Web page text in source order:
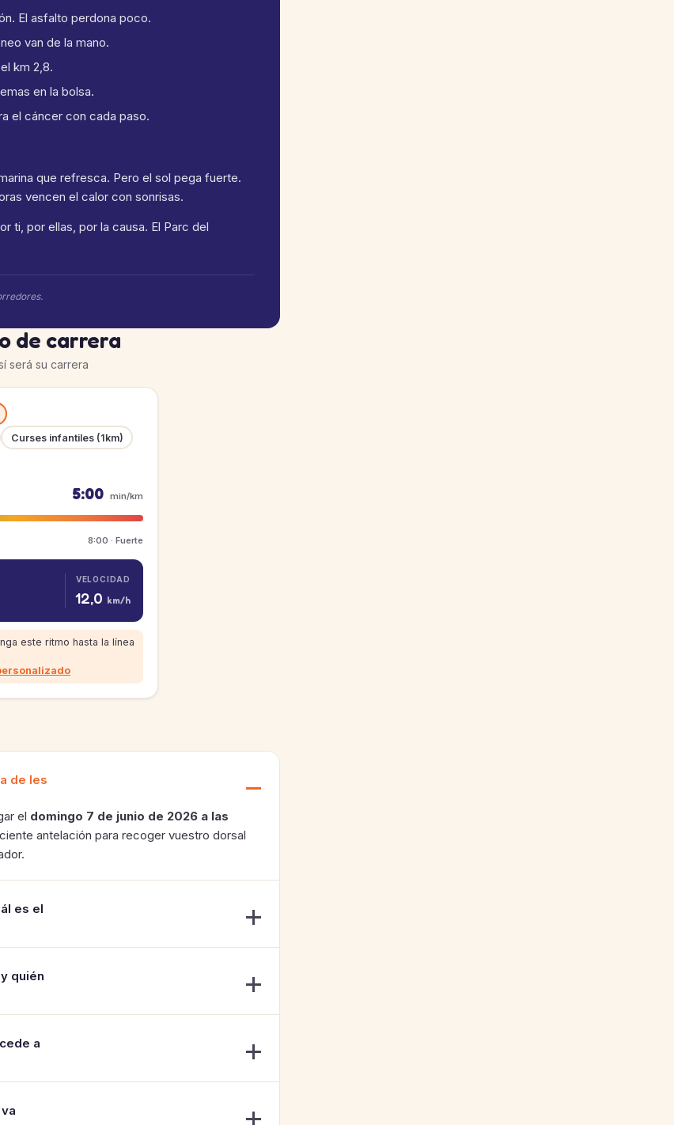
El asfalto perdona poco.
van de la mano.
km 2,8.
en la bolsa.
el cáncer con cada paso.
que refresca. Pero el sol pega fuerte.
vencen el calor con sonrisas.
ti, por ellas, por la causa. El Parc del
de carrera
será su carrera
Curses infantiles (1km)
5:00 min/km
8:00 · Fuerte
VELOCIDAD
12,0 km/h
este ritmo hasta la línea
de les
el domingo 7 de junio de 2026 a las
antelación para recoger vuestro dorsal
es el
quién
a